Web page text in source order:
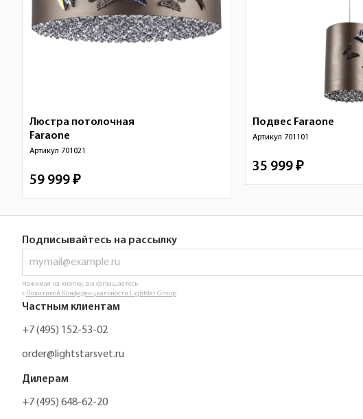
Люстра потолочная
Faraone
Артикул 701021
59 999 ₽
Подвес Faraone
Артикул 701101
35 999 ₽
Подписывайтесь на рассылку
Нажимая на кнопку, вы соглашаетесь
с Политикой Конфиденциальности Lightstar Group
Частным клиентам
+7 (495) 152-53-02
order@lightstarsvet.ru
Дилерам
+7 (495) 648-62-20